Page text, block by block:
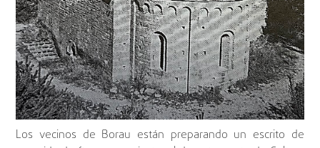
Los vecinos de Borau están preparando un escrito de